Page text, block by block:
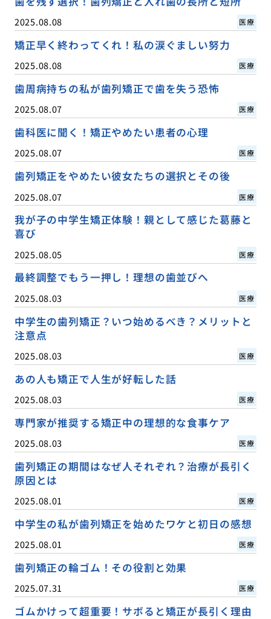
2025.08.08 医療
矯正早く終わってくれ！私の涙ぐましい努力
2025.08.08 医療
歯周病持ちの私が歯列矯正で歯を失う恐怖
2025.08.07 医療
歯科医に聞く！矯正やめたい患者の心理
2025.08.07 医療
歯列矯正をやめたい彼女たちの選択とその後
2025.08.07 医療
我が子の中学生矯正体験！親として感じた葛藤と
喜び
2025.08.05 医療
最終調整でもう一押し！理想の歯並びへ
2025.08.03 医療
中学生の歯列矯正？いつ始めるべき？メリットと
注意点
2025.08.03 医療
あの人も矯正で人生が好転した話
2025.08.03 医療
専門家が推奨する矯正中の理想的な食事ケア
2025.08.03 医療
歯列矯正の期間はなぜ人それぞれ？治療が長引く
原因とは
2025.08.01 医療
中学生の私が歯列矯正を始めたワケと初日の感想
2025.08.01 医療
歯列矯正の輪ゴム！その役割と効果
2025.07.31 医療
ゴムかけって超重要！サボると矯正が長引く理由